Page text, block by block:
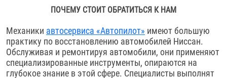
ПОЧЕМУ СТОИТ ОБРАТИТЬСЯ К НАМ
Механики автосервиса «Автопилот» имеют большую
практику по восстановлению автомобилей Ниссан.
Обслуживая и ремонтируя автомобили, они применяют
специализированные инструменты, опираются на
глубокое знание в этой сфере. Специалисты выполнят